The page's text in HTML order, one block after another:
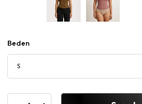
Beden